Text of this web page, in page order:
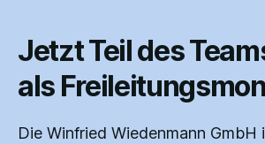
Jetzt Teil des
als
Die Winfried Wiedenmann GmbH